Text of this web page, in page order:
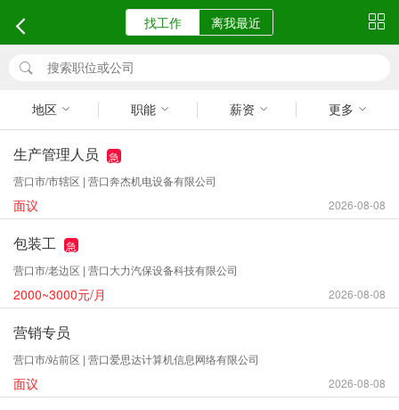
找工作 离我最近
地区 职能 薪资 更多
生产管理人员
急
营口市/市辖区 | 营口奔杰机电设备有限公司
面议 2026-08-08
包装工
急
营口市/老边区 | 营口大力汽保设备科技有限公司
2000~3000元/月 2026-08-08
营销专员
营口市/站前区 | 营口爱思达计算机信息网络有限公司
面议 2026-08-08